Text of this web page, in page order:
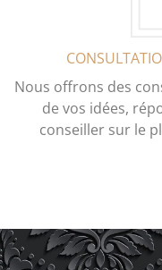
Nous offrons des
de vos idées,
conseiller sur le